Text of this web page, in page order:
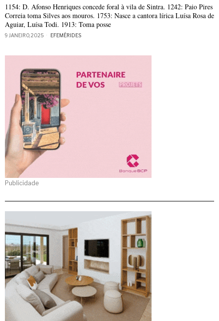
1154: D. Afonso Henriques concede foral à vila de Sintra. 1242: Paio Pires
Correia toma Silves aos mouros. 1753: Nasce a cantora lírica Luísa Rosa de
Aguiar, Luísa Todi. 1913: Toma posse
9 JANEIRO, 2025 EFEMÉRIDES
Publicidade